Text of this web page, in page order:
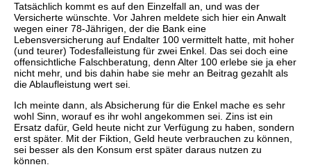
Tatsächlich kommt es auf den Einzelfall an, und was der
Versicherte wünschte. Vor Jahren meldete sich hier ein Anwalt
wegen einer 78-Jährigen, der die Bank eine
Lebensversicherung auf Endalter 100 vermittelt hatte, mit hoher
(und teurer) Todesfalleistung für zwei Enkel. Das sei doch eine
offensichtliche Falschberatung, denn Alter 100 erlebe sie ja eher
nicht mehr, und bis dahin habe sie mehr an Beitrag gezahlt als
die Ablaufleistung wert sei.
Ich meinte dann, als Absicherung für die Enkel mache es sehr
wohl Sinn, worauf es ihr wohl angekommen sei. Zins ist ein
Ersatz dafür, Geld heute nicht zur Verfügung zu haben, sondern
erst später. Mit der Fiktion, Geld heute verbrauchen zu können,
sei besser als den Konsum erst später daraus nutzen zu
können.